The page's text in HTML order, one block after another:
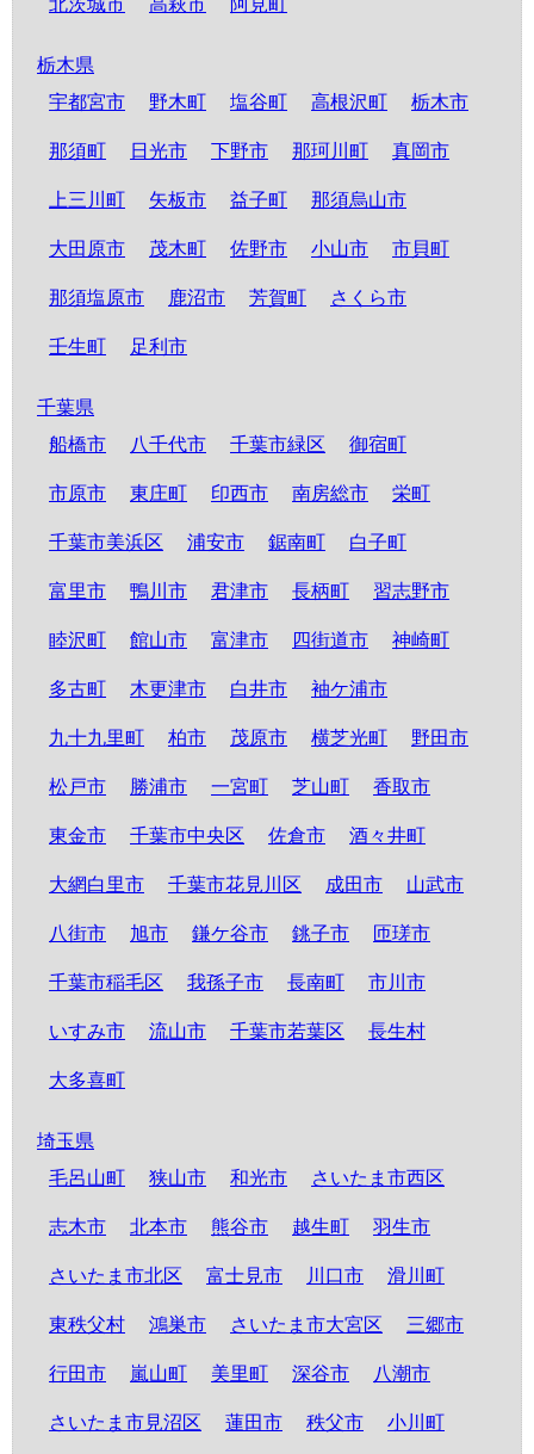
北茨城市 高萩市 阿見町
栃木県
宇都宮市
野木町 塩谷町 高根沢町 栃木市
那須町 日光市 下野市 那珂川町 真岡市
上三川町 矢板市 益子町 那須烏山市
大田原市 茂木町 佐野市 小山市 市貝町
那須塩原市 鹿沼市 芳賀町 さくら市
壬生町 足利市
千葉県
船橋市
八千代市 千葉市緑区 御宿町
市原市 東庄町 印西市 南房総市 栄町
千葉市美浜区 浦安市 鋸南町 白子町
富里市 鴨川市 君津市 長柄町 習志野市
睦沢町 館山市 富津市 四街道市 神崎町
多古町 木更津市 白井市 袖ケ浦市
九十九里町 柏市 茂原市 横芝光町 野田市
松戸市 勝浦市 一宮町 芝山町 香取市
東金市 千葉市中央区 佐倉市 酒々井町
大網白里市 千葉市花見川区 成田市 山武市
八街市 旭市 鎌ケ谷市 銚子市 匝瑳市
千葉市稲毛区 我孫子市 長南町 市川市
いすみ市 流山市 千葉市若葉区 長生村
大多喜町
埼玉県
毛呂山町
狭山市 和光市 さいたま市西区
志木市 北本市 熊谷市 越生町 羽生市
さいたま市北区 富士見市 川口市 滑川町
東秩父村 鴻巣市 さいたま市大宮区 三郷市
行田市 嵐山町 美里町 深谷市 八潮市
さいたま市見沼区 蓮田市 秩父市 小川町